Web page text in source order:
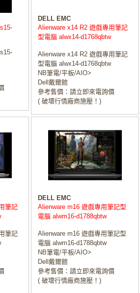
DELL EMC
Alienware x14 R2 遊戲專用筆記
型電腦 alwx14-d1768qbtw
Alienware x14 R2 遊戲專用筆記
型電腦 alwx14-d1768qbtw
NB筆電/平板/AIO>
Dell戴爾館
參考售價：請立即來電詢價
( 破壞行情廠商施壓！)
筆記
筆記
DELL EMC
Alienware m16 遊戲專用筆記型
電腦 alwm16-d1788qbtw
Alienware m16 遊戲專用筆記型
電腦 alwm16-d1788qbtw
NB筆電/平板/AIO>
Dell戴爾館
參考售價：請立即來電詢價
( 破壞行情廠商施壓！)